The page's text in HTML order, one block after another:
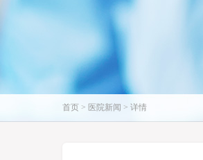
首页 > 医院新闻 > 详情